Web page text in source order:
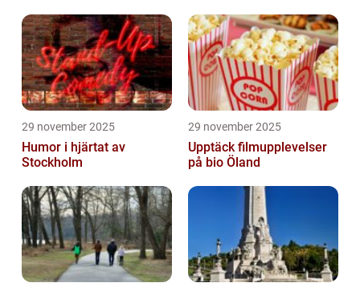
29 november 2025
Humor i hjärtat av
Stockholm
29 november 2025
Upptäck filmupplevelser
på bio Öland